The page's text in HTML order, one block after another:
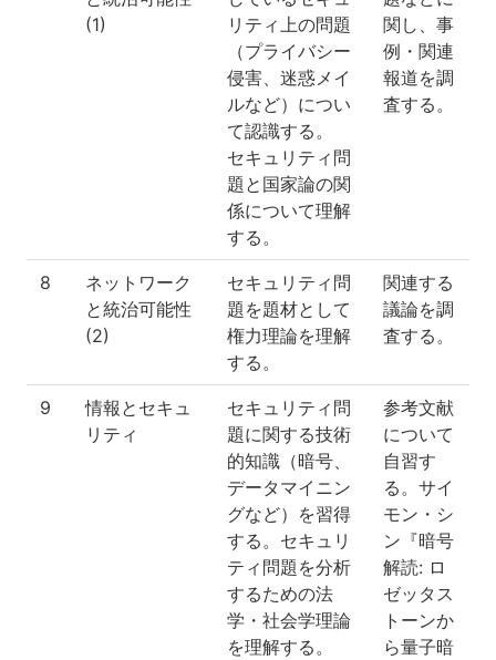
(1)
リティ上の問題
（プライバシー
侵害、迷惑メイ
ルなど）につい
て認識する。
セキュリティ問
題と国家論の関
係について理解
する。
関し、事
例・関連
報道を調
査する。
8
ネットワーク
と統治可能性
(2)
セキュリティ問
題を題材として
権力理論を理解
する。
関連する
議論を調
査する。
9
情報とセキュ
リティ
セキュリティ問
題に関する技術
的知識（暗号、
データマイニン
グなど）を習得
する。セキュリ
ティ問題を分析
するための法
学・社会学理論
を理解する。
参考文献
について
自習す
る。サイ
モン・シ
ン『暗号
解読: ロ
ゼッタス
トーンか
ら量子暗